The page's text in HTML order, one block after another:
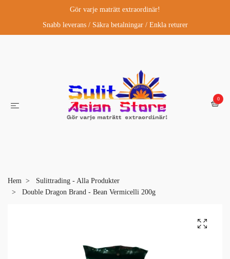
Gör varje maträtt extraordinär!
Snabb leverans / Säkra betalningar / Enkla returer
0
Hem
Sulittrading - Alla Produkter
Double Dragon Brand - Bean Vermicelli 200g